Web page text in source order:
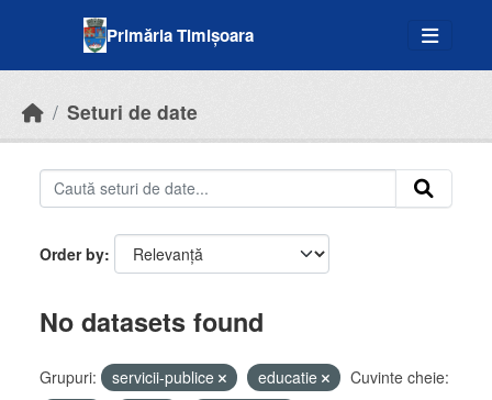
Primăria Timișoara
Seturi de date
Order by
No datasets found
Grupuri: servicii-publice educatie
Cuvinte cheie: